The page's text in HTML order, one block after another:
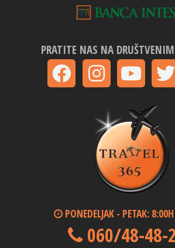
PRATITE NAS NA
PONEDELJAK - PETAK:
060/48-48-